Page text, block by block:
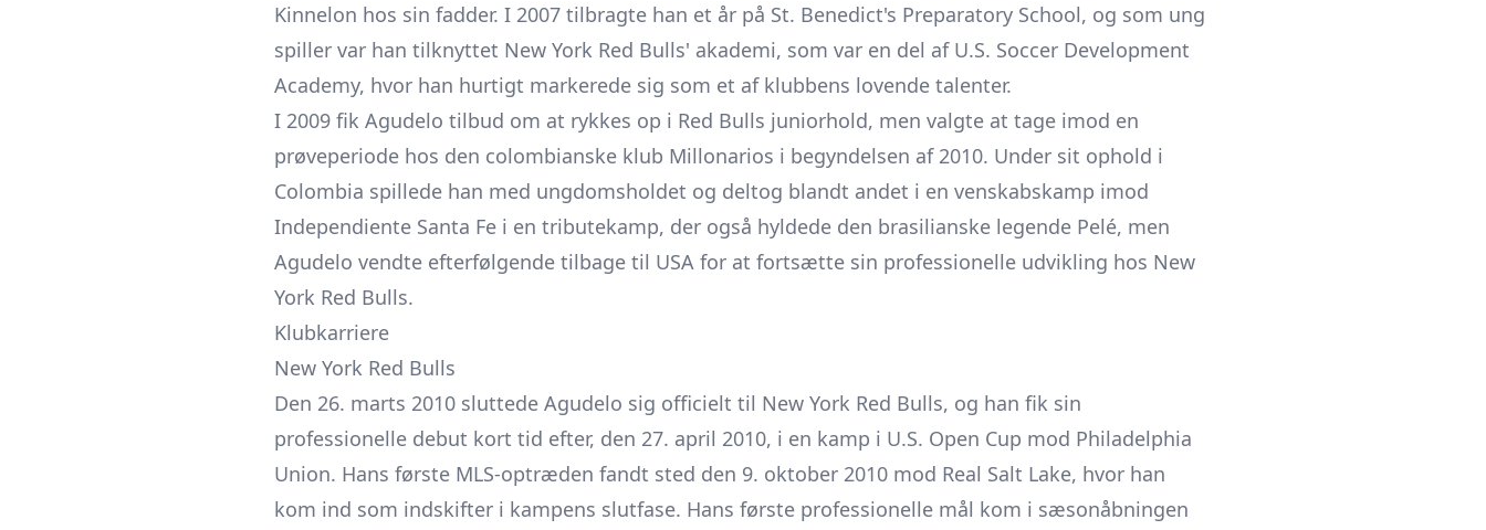
Kinnelon hos sin fadder. I 2007 tilbragte han et år på St. Benedict's Preparatory School, og som ung
spiller var han tilknyttet New York Red Bulls' akademi, som var en del af U.S. Soccer Development
Academy, hvor han hurtigt markerede sig som et af klubbens lovende talenter.
I 2009 fik Agudelo tilbud om at rykkes op i Red Bulls juniorhold, men valgte at tage imod en
prøveperiode hos den colombianske klub Millonarios i begyndelsen af 2010. Under sit ophold i
Colombia spillede han med ungdomsholdet og deltog blandt andet i en venskabskamp imod
Independiente Santa Fe i en tributekamp, der også hyldede den brasilianske legende Pelé, men
Agudelo vendte efterfølgende tilbage til USA for at fortsætte sin professionelle udvikling hos New
York Red Bulls.
Klubkarriere
New York Red Bulls
Den 26. marts 2010 sluttede Agudelo sig officielt til New York Red Bulls, og han fik sin
professionelle debut kort tid efter, den 27. april 2010, i en kamp i U.S. Open Cup mod Philadelphia
Union. Hans første MLS-optræden fandt sted den 9. oktober 2010 mod Real Salt Lake, hvor han
kom ind som indskifter i kampens slutfase. Hans første professionelle mål kom i sæsonåbningen